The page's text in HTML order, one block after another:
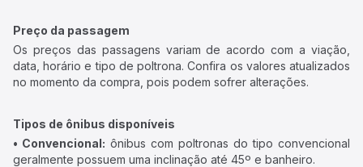
Preço da passagem
Os preços das passagens variam de acordo com a viação,
data, horário e tipo de poltrona. Confira os valores atualizados
no momento da compra, pois podem sofrer alterações.
Tipos de ônibus disponíveis
• Convencional: ônibus com poltronas do tipo convencional
geralmente possuem uma inclinação até 45º e banheiro.